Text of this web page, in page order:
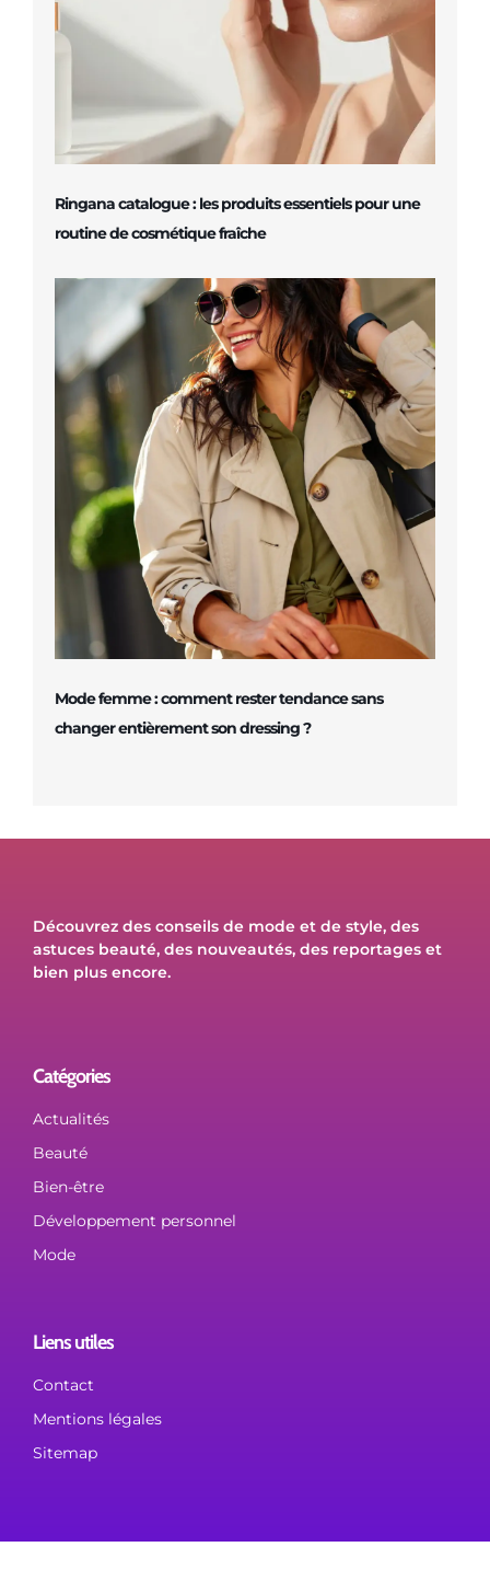
Ringana catalogue : les produits essentiels pour une
routine de cosmétique fraîche
Mode femme : comment rester tendance sans
changer entièrement son dressing ?
Découvrez des conseils de mode et de style, des
astuces beauté, des nouveautés, des reportages et
bien plus encore.
Catégories
Actualités
Beauté
Bien-être
Développement personnel
Mode
Liens utiles
Contact
Mentions légales
Sitemap